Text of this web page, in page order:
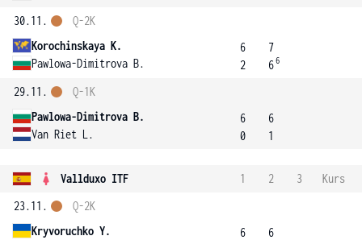
30.11.
Korochinskaya K.
Pawlowa-Dimitrova B.
Q-2K
6
2
7
66
29.11.
Pawlowa-Dimitrova B.
Van Riet L.
Q-1K
6
0
6
1
Vallduxo ITF 1 2 3
Kurs
23.11.
Kryvoruchko Y.
Q-2K
6
6